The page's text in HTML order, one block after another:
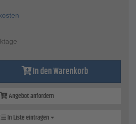
In den Warenkorb
Angebot anfordern
In Liste eintragen